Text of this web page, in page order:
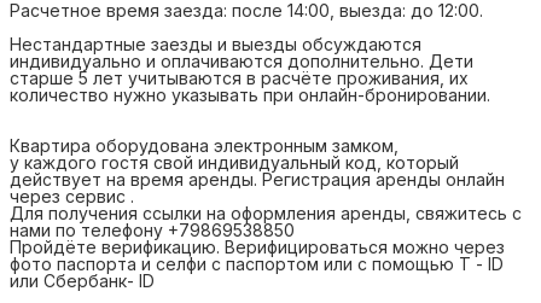
Расчетное время заезда: после 14:00, выезда: до 12:00.
Нестандартные заезды и выезды обсуждаются
индивидуально и оплачиваются дополнительно. Дети
старше 5 лет учитываются в расчёте проживания, их
количество нужно указывать при онлайн-бронировании.
Квартира оборудована электронным замком,
у каждого гостя свой индивидуальный код, который
действует на время аренды. Регистрация аренды онлайн
через сервис .
Для получения ссылки на оформления аренды, свяжитесь с
нами по телефону +79869538850
Пройдёте верификацию. Верифицироваться можно через
фото паспорта и селфи с паспортом или с помощью Т - ID
или Сбербанк- ID